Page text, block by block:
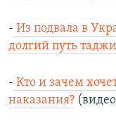
- Из подвала в
долгий путь
- Кто и зачем
наказания?